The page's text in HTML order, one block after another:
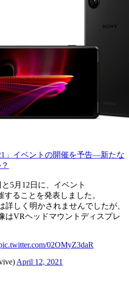
」イベントの開催を予告―新たな
5月12日に、イベント
することを発表しました。
詳しく明かされませんでしたが、
はVRヘッドマウントディスプレ
02OMyZ3daR
April 12, 2021